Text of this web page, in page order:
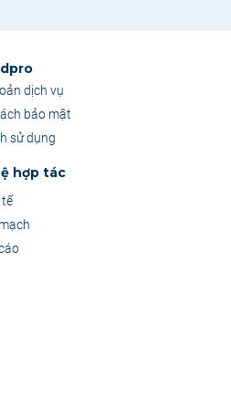
dịch vụ
bảo mật
sử dụng
hợp tác
tế